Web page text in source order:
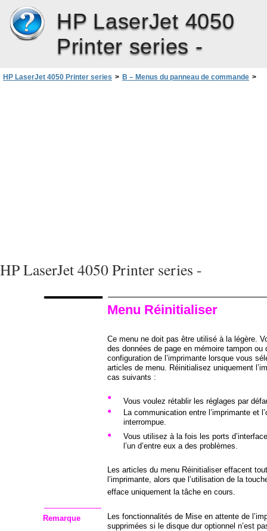
HP LaserJet 4050
Printer series -
HP LaserJet 4050 Printer series > B – Menus du panneau de commande >
HP LaserJet 4050 Printer series -
Menu Réinitialiser
Ce menu ne doit pas être utilisé à la légère.
des données de page en mémoire tampon ou
configuration de l’imprimante lorsque vous
articles de menu. Réinitialisez uniquement
cas suivants :
• Vous voulez rétablir les réglages par
•
La communication entre l’imprimante et
interrompue.
•
Vous utilisez à la fois les ports
l’un d’entre eux a des problèmes.
Les articles du menu Réinitialiser effacent
l’imprimante, alors que l’utilisation de la
efface uniquement la tâche en cours.
Remarque
Les fonctionnalités de Mise en attente de
supprimées si le disque dur optionnel n’est